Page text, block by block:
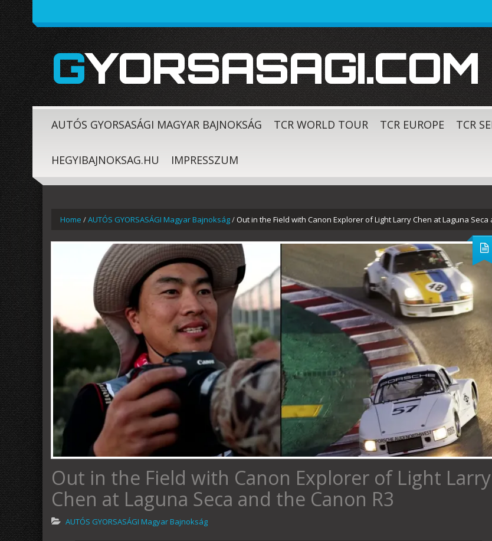
GYORSASAGI.COM
AUTÓS GYORSASÁGI MAGYAR BAJNOKSÁG TCR WORLD TOUR TCR EUROPE TCR
HEGYIBAJNOKSAG.HU IMPRESSZUM
Home /AUTÓS GYORSASÁGI Magyar Bajnokság/Out in the Field with Canon Explorer of Light Larry Chen at Laguna Seca
Out in the Field with Canon Explorer of Light Larry
Chen at Laguna Seca and the Canon R3
AUTÓS GYORSASÁGI Magyar Bajnokság